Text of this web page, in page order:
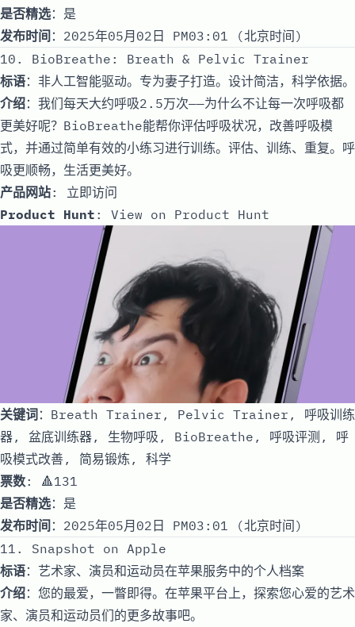
是否精选：是
发布时间 ：2025年05月02日 PM03:01 (北京时间)
10. BioBreathe: Breath & Pelvic Trainer
标语：非人工智能驱动。专为妻子打造。设计简洁，科学依据。
介绍：我们每天大约呼吸2.5万次——为什么不让每一次呼吸都
更美好呢？BioBreathe能帮你评估呼吸状况，改善呼吸模
式，并通过简单有效的小练习进行训练。评估、训练、重复。呼
吸更顺畅，生活更美好。
产品网站: 立即访问
Product Hunt : View on Product Hunt
关键词：Breath Trainer, Pelvic Trainer, 呼吸训练
器, 盆底训练器, 生物呼吸, BioBreathe, 呼吸评测, 呼
吸模式改善, 简易锻炼, 科学
票数: 🔺131
是否精选：是
发布时间 ：2025年05月02日 PM03:01 (北京时间)
11. Snapshot on Apple
标语：艺术家、演员和运动员在苹果服务中的个人档案
介绍：您的最爱，一瞥即得。在苹果平台上，探索您心爱的艺术
家、演员和运动员们的更多故事吧。